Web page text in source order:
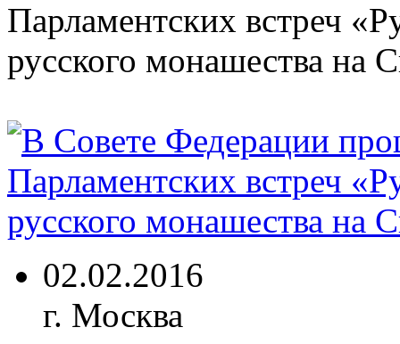
Парламентских встреч
русского монашества на
02.02.2016
г. Москва